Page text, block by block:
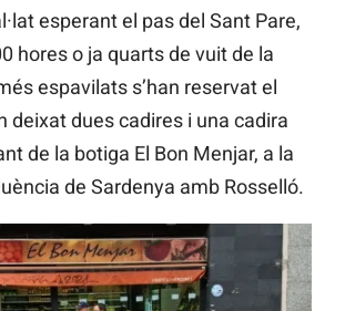
esperant el pas del Sant Pare,
hores o ja quarts de vuit de la
espavilats s’han reservat el
deixat dues cadires i una cadira
de la botiga El Bon Menjar, a la
de Sardenya amb Rosselló.